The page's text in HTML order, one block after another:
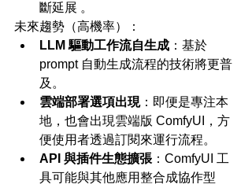
斷延展 。
未來趨勢（高機率）：
LLM 驅動工作流自生成 ：基於
prompt 自動生成流程的技術將更普
及。
雲端部署選項出現：即便是專注本
地，也會出現雲端版 ComfyUI，方
便使用者透過訂閱來運行流程。
API 與插件生態擴張 ：ComfyUI 工
具可能與其他應用整合成協作型